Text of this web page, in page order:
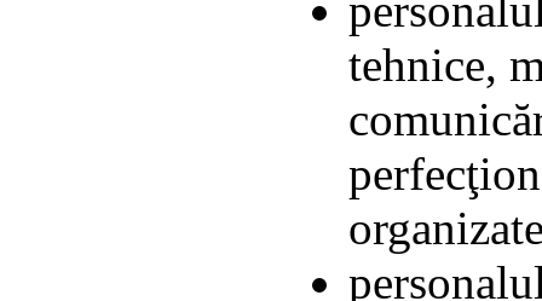
tehnice,